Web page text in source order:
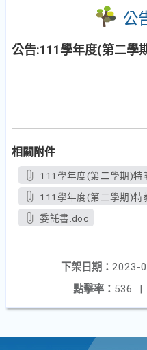
公
公告:111學年度(第二學
相關附件
111學年度(第二學期)特
111學年度(第二學期)特
委託書.doc
下架日期： 2023-
點擊率： 536 |